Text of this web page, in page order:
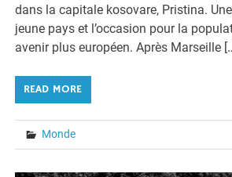
dans la capitale kosovare, Pristina.
jeune pays et l’occasion pour la
avenir plus européen. Après Marseille
READ MORE
Monde